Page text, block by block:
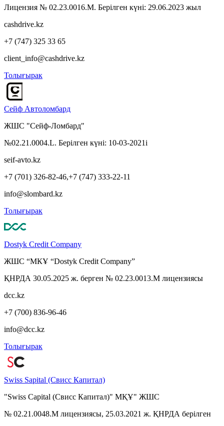
Лицензия № 02.23.0016.M. Берілген күні: 29.06.2023 жыл
cashdrive.kz
+7 (747) 325 33 65
client_info@cashdrive.kz
Толығырак
Сейф Автоломбард
ЖШС "Сейф-Ломбард"
№02.21.0004.L. Берілген күні: 10-03-2021i
seif-avto.kz
+7 (701) 326-82-46,+7 (747) 333-22-11
info@slombard.kz
Толығырак
Dostyk Credit Company
ЖШС “МКҰ “Dostyk Credit Company”
ҚНРДА 30.05.2025 ж. берген № 02.23.0013.M лицензиясы
dcc.kz
+7 (700) 836-96-46
info@dcc.kz
Толығырак
Swiss Sapital (Свисс Капитал)
"Swiss Capital (Свисс Капитал)" МҚҰ" ЖШС
№ 02.21.0048.M лицензиясы, 25.03.2021 ж. ҚНРДА берiлген